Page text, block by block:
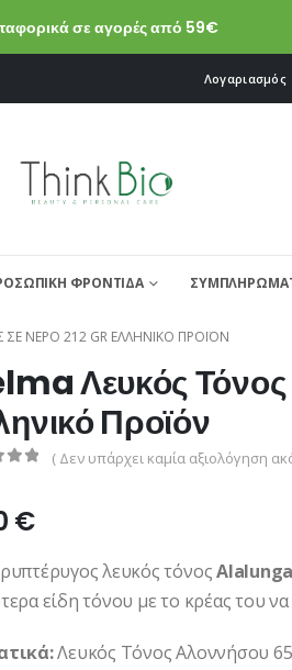
σε αγορές από 59€
Λογαριασμός
ΦΡΟΝΤΙΔΑ
ΣΕ ΝΕΡΌ 212 GR ΕΛΛΗΝΙΚΌ ΠΡΟΪΌΝ
Λευκός
Προϊόν
( Δεν υπάρχει καμία αξιολόγηση
€
λευκός τόνοςAlalunga
είδη τόνου με το κρέας του
Λευκός Τόνος Αλοννήσου